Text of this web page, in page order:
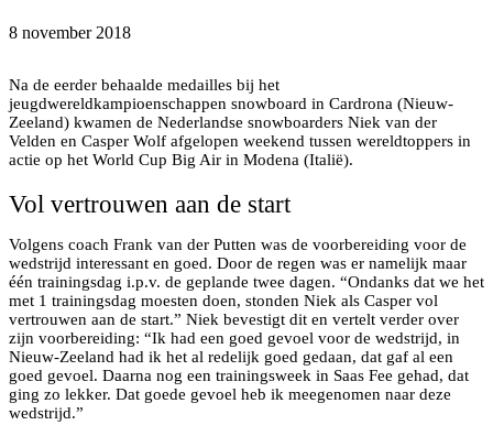
8 november 2018
Na de eerder behaalde medailles bij het
jeugdwereldkampioenschappen snowboard in Cardrona (Nieuw-
Zeeland) kwamen de Nederlandse snowboarders Niek van der
Velden en Casper Wolf afgelopen weekend tussen wereldtoppers in
actie op het World Cup Big Air in Modena (Italië).
Vol vertrouwen aan de start
Volgens coach Frank van der Putten was de voorbereiding voor de
wedstrijd interessant en goed. Door de regen was er namelijk maar
één trainingsdag i.p.v. de geplande twee dagen. “Ondanks dat we het
met 1 trainingsdag moesten doen, stonden Niek als Casper vol
vertrouwen aan de start.” Niek bevestigt dit en vertelt verder over
zijn voorbereiding: “Ik had een goed gevoel voor de wedstrijd, in
Nieuw-Zeeland had ik het al redelijk goed gedaan, dat gaf al een
goed gevoel. Daarna nog een trainingsweek in Saas Fee gehad, dat
ging zo lekker. Dat goede gevoel heb ik meegenomen naar deze
wedstrijd.”